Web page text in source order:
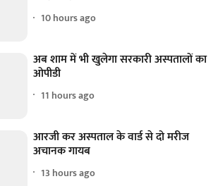
10 hours ago
अब शाम में भी खुलेगा सरकारी अस्पतालों का
ओपीडी
11 hours ago
आरजी कर अस्पताल के वार्ड से दो मरीज
अचानक गायब
13 hours ago